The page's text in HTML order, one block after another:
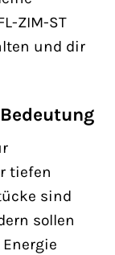
ZIM-ST
und dir
tiefen
sind
sollen